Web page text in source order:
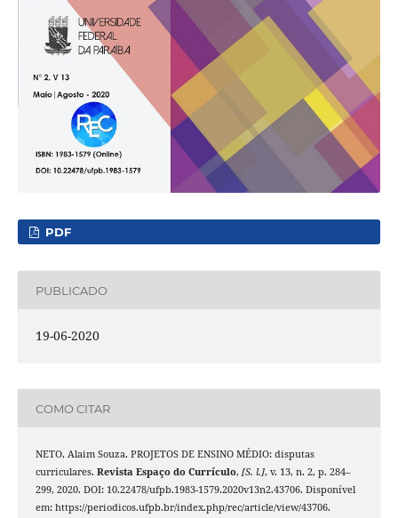
PDF
PUBLICADO
19-06-2020
COMO CITAR
NETO, Alaim Souza. PROJETOS DE ENSINO MÉDIO: disputas
curriculares. Revista Espaço do Currículo, [S. l.], v. 13, n. 2, p. 284–
299, 2020. DOI: 10.22478/ufpb.1983-1579.2020v13n2.43706. Disponível
em: https://periodicos.ufpb.br/index.php/rec/article/view/43706.